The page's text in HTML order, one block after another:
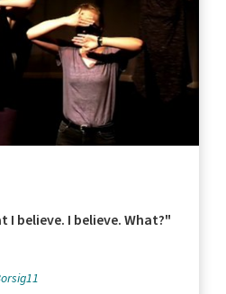
I believe. I believe. What?"